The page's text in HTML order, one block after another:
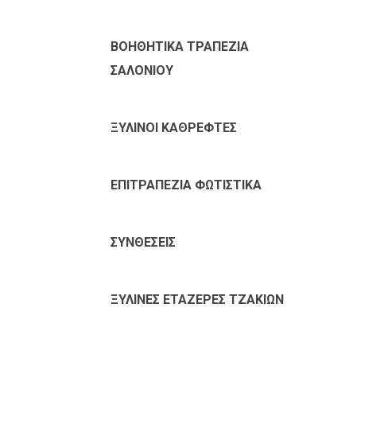
ΒΟΗΘΗΤΙΚΑ ΤΡΑΠΕΖΙΑ
ΣΑΛΟΝΙΟΥ
ΞΥΛΙΝΟΙ ΚΑΘΡΕΦΤΕΣ
ΕΠΙΤΡΑΠΕΖΙΑ ΦΩΤΙΣΤΙΚΑ
ΣΥΝΘΕΣΕΙΣ
ΞΥΛΙΝΕΣ ΕΤΑΖΕΡΕΣ ΤΖΑΚΙΩΝ